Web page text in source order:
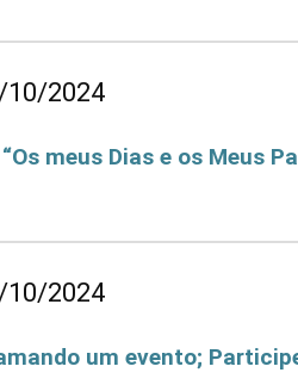
10/2024
meus Dias e os Meus
10/2024
um evento;